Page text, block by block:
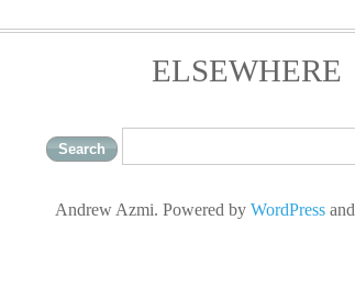
ELSEWHERE
WordPress and